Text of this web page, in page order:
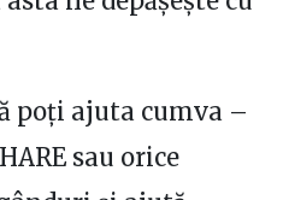
poți ajuta cumva –
sau orice